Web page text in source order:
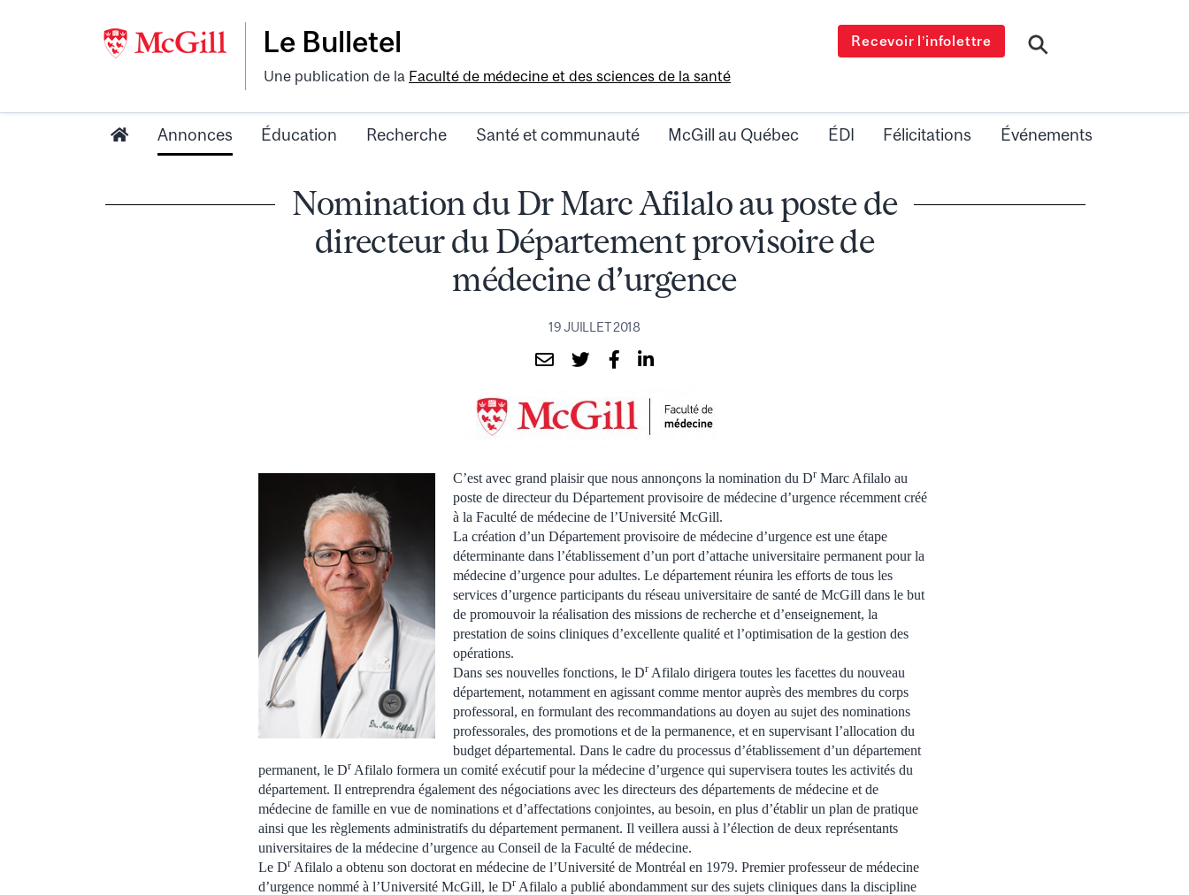
Le Bulletel
Une publication de la Faculté de médecine et des sciences de la santé
Recevoir l’infolettre
Annonces Éducation Recherche Santé et communauté McGill au Québec ÉDI Félicitations Événements
Nomination du Dr Marc Afilalo au poste de
directeur du Département provisoire de
médecine d’urgence
19 JUILLET 2018
C’est avec grand plaisir que nous annonçons la nomination du Dr Marc Afilalo au
poste de directeur du Département provisoire de médecine d’urgence récemment créé
à la Faculté de médecine de l’Université McGill.
La création d’un Département provisoire de médecine d’urgence est une étape
déterminante dans l’établissement d’un port d’attache universitaire permanent pour la
médecine d’urgence pour adultes. Le département réunira les efforts de tous les
services d’urgence participants du réseau universitaire de santé de McGill dans le but
de promouvoir la réalisation des missions de recherche et d’enseignement, la
prestation de soins cliniques d’excellente qualité et l’optimisation de la gestion des
opérations.
Dans ses nouvelles fonctions, le Dr Afilalo dirigera toutes les facettes du nouveau
département, notamment en agissant comme mentor auprès des membres du corps
professoral, en formulant des recommandations au doyen au sujet des nominations
professorales, des promotions et de la permanence, et en supervisant l’allocation du
budget départemental. Dans le cadre du processus d’établissement d’un département
permanent, le Dr Afilalo formera un comité exécutif pour la médecine d’urgence qui supervisera toutes les activités du
département. Il entreprendra également des négociations avec les directeurs des départements de médecine et de
médecine de famille en vue de nominations et d’affectations conjointes, au besoin, en plus d’établir un plan de pratique
ainsi que les règlements administratifs du département permanent. Il veillera aussi à l’élection de deux représentants
universitaires de la médecine d’urgence au Conseil de la Faculté de médecine.
Le Dr Afilalo a obtenu son doctorat en médecine de l’Université de Montréal en 1979. Premier professeur de médecine
d’urgence nommé à l’Université McGill, le Dr Afilalo a publié abondamment sur des sujets cliniques dans la discipline